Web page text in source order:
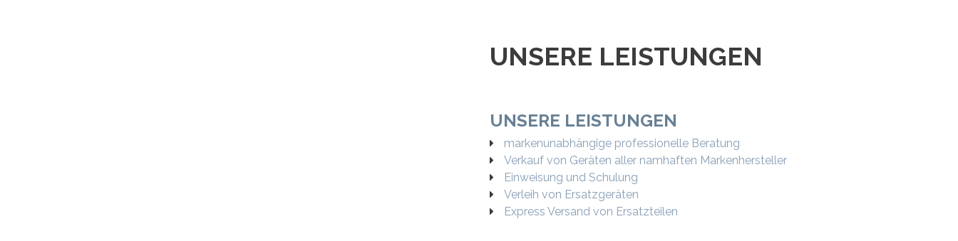
UNSERE LEISTUNGEN
UNSERE LEISTUNGEN
markenunabhängige professionelle Beratung
Verkauf von Geräten aller namhaften Markenhersteller
Einweisung und Schulung
Verleih von Ersatzgeräten
Express Versand von Ersatzteilen